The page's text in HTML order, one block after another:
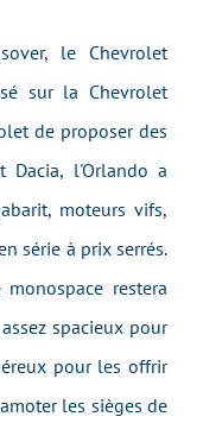
le Chevrolet
sur la Chevrolet
de proposer des
Dacia, l'Orlando a
moteurs vifs,
série à prix serrés.
restera
spacieux pour
pour les offrir
les sièges de